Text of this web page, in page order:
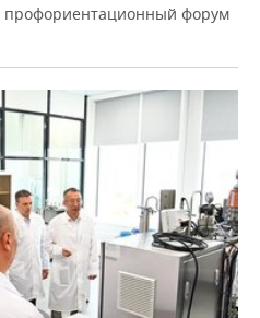
профориентационный форум